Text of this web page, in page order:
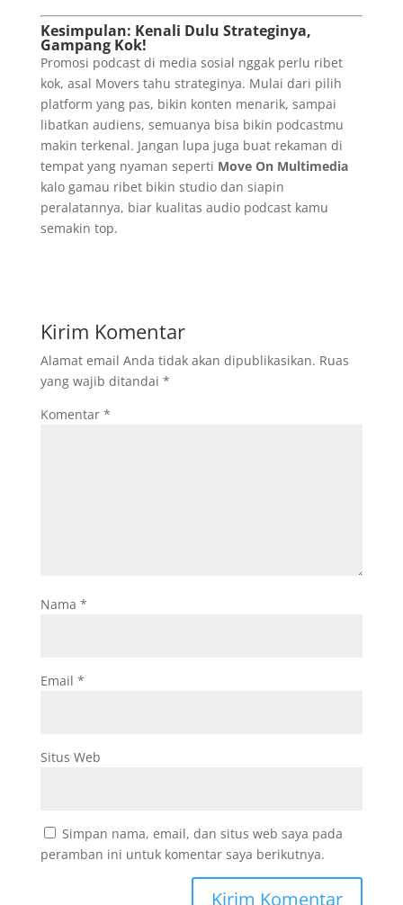
Kesimpulan: Kenali Dulu Strateginya,
Gampang Kok!
Promosi podcast di media sosial nggak perlu ribet
kok, asal Movers tahu strateginya. Mulai dari pilih
platform yang pas, bikin konten menarik, sampai
libatkan audiens, semuanya bisa bikin podcastmu
makin terkenal. Jangan lupa juga buat rekaman di
tempat yang nyaman seperti Move On Multimedia
kalo gamau ribet bikin studio dan siapin
peralatannya, biar kualitas audio podcast kamu
semakin top.
Kirim Komentar
Alamat email Anda tidak akan dipublikasikan. Ruas
yang wajib ditandai *
Komentar *
Nama *
Email *
Situs Web
Simpan nama, email, dan situs web saya pada
peramban ini untuk komentar saya berikutnya.